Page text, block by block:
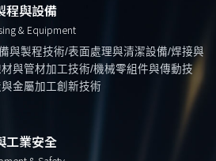
程與設備
& Equipment
與製程技術/表面處理與清潔設備/焊接與
與管材加工技術/機械零組件與傳動技
金屬加工創新技術
工業安全